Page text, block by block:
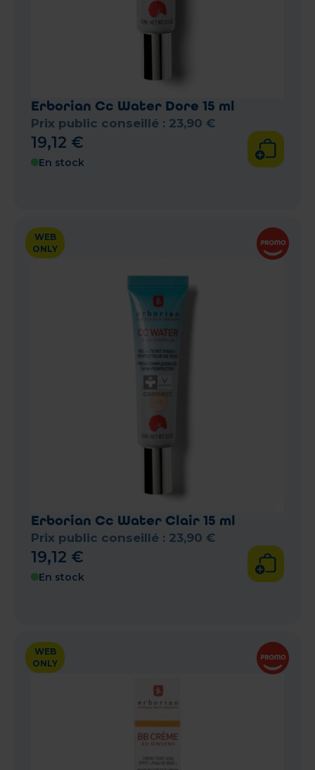
Erborian Cc Water Dore 15 ml
Prix public conseillé : 23,90 €
19,12 €
En stock
WEB
ONLY
Erborian Cc Water Clair 15 ml
Prix public conseillé : 23,90 €
19,12 €
En stock
WEB
ONLY